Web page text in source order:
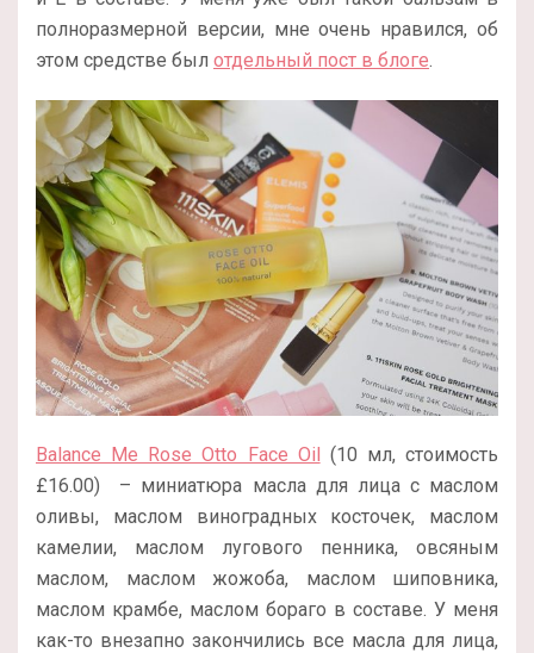
полноразмерной версии, мне очень нравился, об
этом средстве был отдельный пост в блоге.
Balance Me Rose Otto Face Oil (10 мл, стоимость
£16.00) – миниатюра масла для лица с маслом
оливы, маслом виноградных косточек, маслом
камелии, маслом лугового пенника, овсяным
маслом, маслом жожоба, маслом шиповника,
маслом крамбе, маслом бораго в составе. У меня
как-то внезапно закончились все масла для лица,